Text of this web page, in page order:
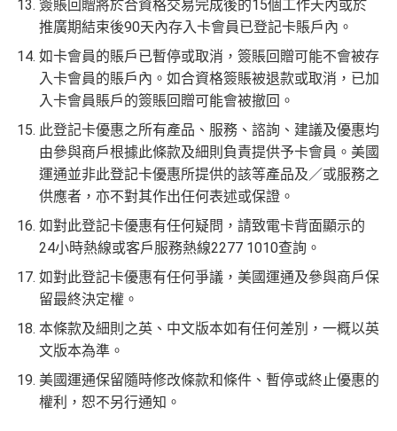
地提取現金、超過2,200間美國運通旅遊辦事處提供之
批卡特快，5-10個工作天
沒有海外簽賬DCC協議，海外實地簽賬唔洗怕中咗DC
C陷阱
一連串American Express信用卡消費優惠
查看更多信用卡詳情及分析...
贊助內容
# 每1里賞金 ≈ HK$1，可兌換FPS轉數快回贈！詳情 MrMi
les.hk/mmcredit ✅優點
HK$9,500年費已經包晒AE Explorer年費
可以無限次入全球AE Lounge(The Centurion Lounge)
及免費帶多1個同伴入，除香港機場外其他The Centuri
on Lounges位於美國
全年全家旅遊保險！
送1張無限次入全球airport VIP lounge既Priority Pass
俾你，最新Policy仲打以拎嚟帶多1個guest入
Amex Platinum Travel Service -Fine Hotels & Resorts
(FHR)識玩又夠運嘅住品牌酒店平過官網不但止仲有
得upgrade套房，免費早餐，Late check out等等benefit
s
簽賬回贈將於合資格交易完成後的15個工作天內或於
推廣期結束後90天內存入卡會員已登記卡賬戶內。
如卡會員的賬戶已暫停或取消，簽賬回贈可能不會被存
入卡會員的賬戶內。如合資格簽賬被退款或取消，已加
入卡會員賬戶的簽賬回贈可能會被撤回。
此登記卡優惠之所有產品、服務、諮詢、建議及優惠均
由參與商戶根據此條款及細則負責提供予卡會員。美國
運通並非此登記卡優惠所提供的該等產品及／或服務之
供應者，亦不對其作出任何表述或保證。
如對此登記卡優惠有任何疑問，請致電卡背面顯示的
24小時熱線或客戶服務熱線2277 1010查詢。
如對此登記卡優惠有任何爭議，美國運通及參與商戶保
留最終決定權。
本條款及細則之英、中文版本如有任何差別，一概以英
文版本為準。
美國運通保留隨時修改條款和條件、暫停或終止優惠的
權利，恕不另行通知。